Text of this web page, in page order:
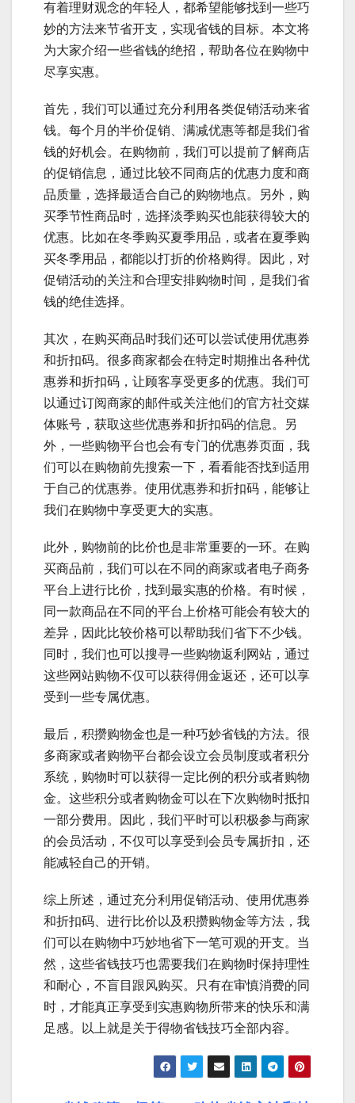
有着理财观念的年轻人，都希望能够找到一些巧
妙的方法来节省开支，实现省钱的目标。本文将
为大家介绍一些省钱的绝招，帮助各位在购物中
尽享实惠。
首先，我们可以通过充分利用各类促销活动来省
钱。每个月的半价促销、满减优惠等都是我们省
钱的好机会。在购物前，我们可以提前了解商店
的促销信息，通过比较不同商店的优惠力度和商
品质量，选择最适合自己的购物地点。另外，购
买季节性商品时，选择淡季购买也能获得较大的
优惠。比如在冬季购买夏季用品，或者在夏季购
买冬季用品，都能以打折的价格购得。因此，对
促销活动的关注和合理安排购物时间，是我们省
钱的绝佳选择。
其次，在购买商品时我们还可以尝试使用优惠券
和折扣码。很多商家都会在特定时期推出各种优
惠券和折扣码，让顾客享受更多的优惠。我们可
以通过订阅商家的邮件或关注他们的官方社交媒
体账号，获取这些优惠券和折扣码的信息。另
外，一些购物平台也会有专门的优惠券页面，我
们可以在购物前先搜索一下，看看能否找到适用
于自己的优惠券。使用优惠券和折扣码，能够让
我们在购物中享受更大的实惠。
此外，购物前的比价也是非常重要的一环。在购
买商品前，我们可以在不同的商家或者电子商务
平台上进行比价，找到最实惠的价格。有时候，
同一款商品在不同的平台上价格可能会有较大的
差异，因此比较价格可以帮助我们省下不少钱。
同时，我们也可以搜寻一些购物返利网站，通过
这些网站购物不仅可以获得佣金返还，还可以享
受到一些专属优惠。
最后，积攒购物金也是一种巧妙省钱的方法。很
多商家或者购物平台都会设立会员制度或者积分
系统，购物时可以获得一定比例的积分或者购物
金。这些积分或者购物金可以在下次购物时抵扣
一部分费用。因此，我们平时可以积极参与商家
的会员活动，不仅可以享受到会员专属折扣，还
能减轻自己的开销。
综上所述，通过充分利用促销活动、使用优惠券
和折扣码、进行比价以及积攒购物金等方法，我
们可以在购物中巧妙地省下一笔可观的开支。当
然，这些省钱技巧也需要我们在购物时保持理性
和耐心，不盲目跟风购买。只有在审慎消费的同
时，才能真正享受到实惠购物所带来的快乐和满
足感。以上就是关于得物省钱技巧全部内容。